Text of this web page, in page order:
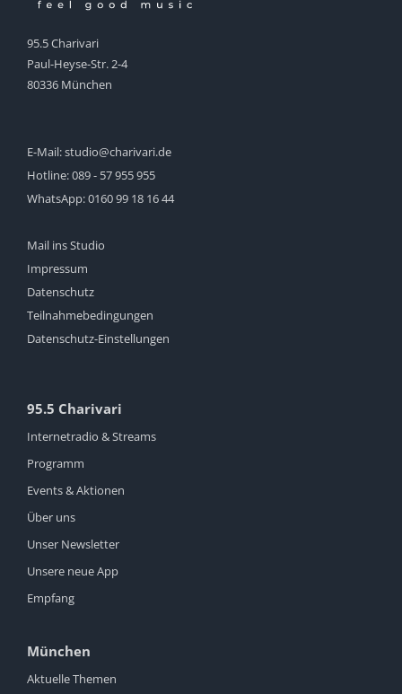
95.5 Charivari
Paul-Heyse-Str. 2-4
80336 München
E-Mail:studio@charivari.de
Hotline:089 - 57 955 955
WhatsApp:0160 99 18 16 44
Mail ins Studio
Impressum
Datenschutz
Teilnahmebedingungen
Datenschutz-Einstellungen
95.5 Charivari
Internetradio & Streams
Programm
Events & Aktionen
Über uns
Unser Newsletter
Unsere neue App
Empfang
München
Aktuelle Themen